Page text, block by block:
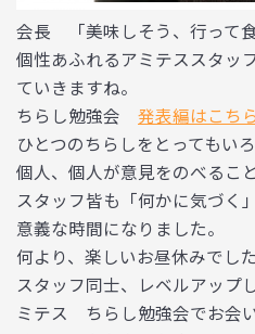
会長 「美味しそう、行って食
個性あふれるアミテススタッ
ていきますね。
ちらし勉強会 発表編はこちら
ひとつのちらしをとってもい
個人、個人が意見をのべるこ
スタッフ皆も「何かに気づく
意義な時間になりました。
何より、楽しいお昼休みでした
スタッフ同士、レベルアップ
ミテス ちらし勉強会でお会い